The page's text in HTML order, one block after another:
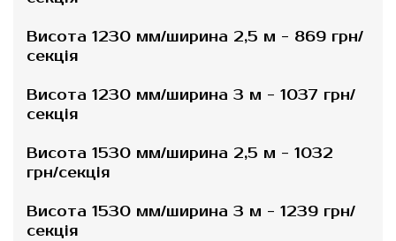
Висота 1230 мм/ширина 2,5 м - 869 грн/
секція
Висота 1230 мм/ширина 3 м - 1037 грн/
секція
Висота 1530 мм/ширина 2,5 м - 1032
грн/секція
Висота 1530 мм/ширина 3 м - 1239 грн/
секція